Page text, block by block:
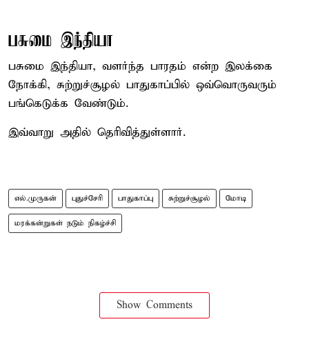
பசுமை இந்தியா
பசுமை இந்தியா, வளர்ந்த பாரதம் என்ற இலக்கை
நோக்கி, சுற்றுச்சூழல் பாதுகாப்பில் ஒவ்வொருவரும்
பங்கெடுக்க வேண்டும்.
இவ்வாறு அதில் தெரிவித்துள்ளார்.
எல்.முருகன் புதுச்சேரி பாதுகாப்பு சுற்றுச்சூழல் மோடி
மரக்கன்றுகள் நடும் நிகழ்ச்சி
Show Comments